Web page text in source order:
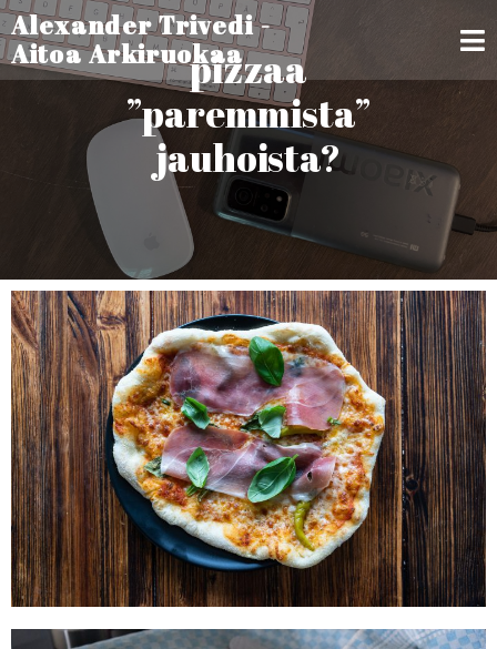
Alexander Trivedi -
Aitoa Arkiruokaapizzaa
”paremmista”
jauhoista?